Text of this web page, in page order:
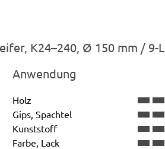
K24–240, Ø 150 mm / 9-
Anwendung
Holz
Gips, Spachtel
Kunststoff
Farbe, Lack